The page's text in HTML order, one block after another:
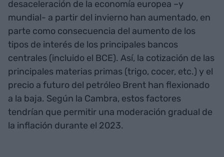
desaceleración de la economía europea –y
mundial- a partir del invierno han aumentado, en
parte como consecuencia del aumento de los
tipos de interés de los principales bancos
centrales (incluido el BCE). Así, la cotización de las
principales materias primas (trigo, cocer, etc.) y el
precio a futuro del petróleo Brent han flexionado
a la baja. Según la Cambra, estos factores
tendrían que permitir una moderación gradual de
la inflación durante el 2023.